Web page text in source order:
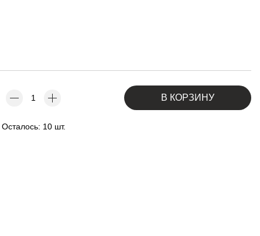
Осталось: 10 шт.
В КОРЗИНУ